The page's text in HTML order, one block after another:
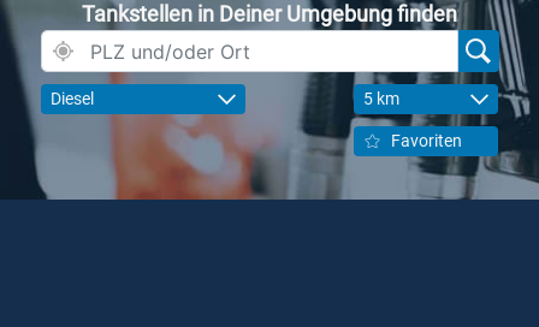
Tankstellen in Deiner Umgebung finden
Diesel 5 km
Favoriten